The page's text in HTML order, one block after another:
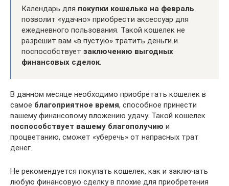
Календарь для покупки кошелька на февраль
позволит «удачно» приобрести аксессуар для
ежедневного пользования. Такой кошелек не
разрешит вам «в пустую» тратить деньги и
поспособствует заключению выгодных
финансовых сделок.
В данном месяце необходимо приобретать кошелек в
самое благоприятное время, способное принести
вашему финансовому вложению удачу. Такой кошелек
поспособствует вашему благополучию и
процветанию, сможет «уберечь» от напрасных трат
денег.
Не рекомендуется покупать кошелек, как и заключать
любую финансовую сделку в плохие для приобретения